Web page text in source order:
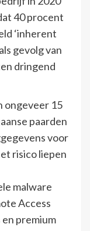
40 procent
‘inherent
gevolg van
dringend
ongeveer 15
paarden
voor
risico liepen
malware
Access
en premium